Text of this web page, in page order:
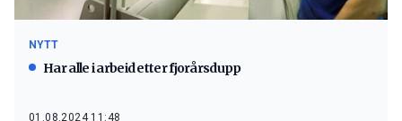
NYTT
Har alle i arbeid etter fjorårsdupp
01.08.2024 11:48